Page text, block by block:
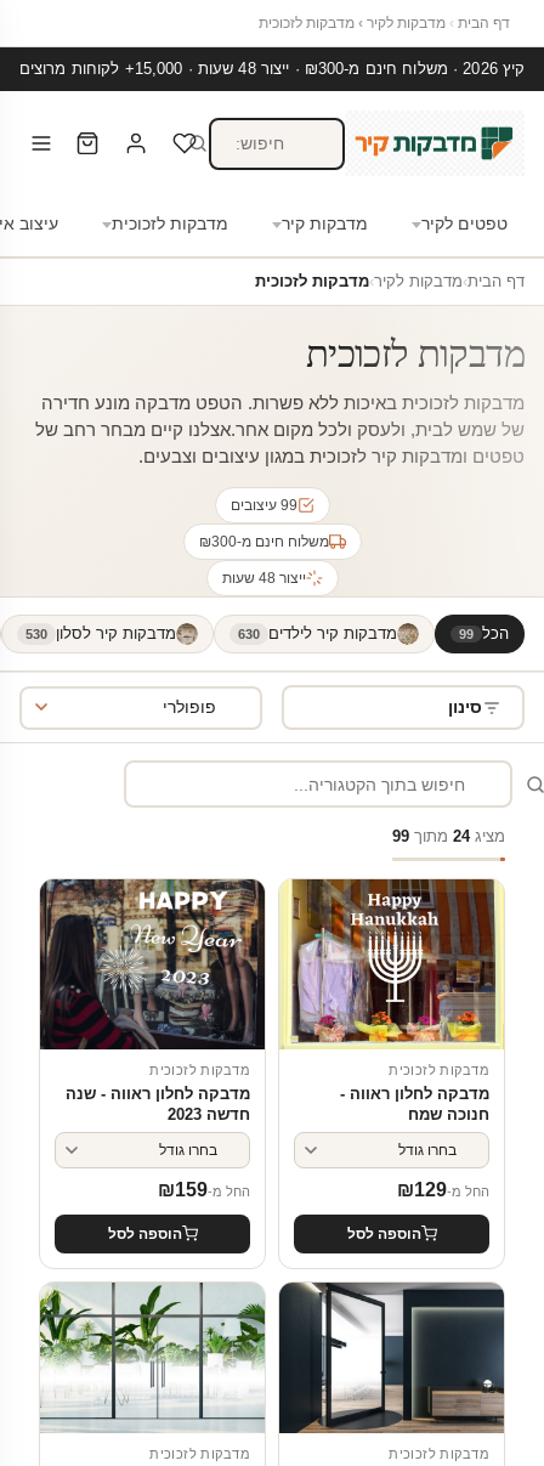
דף הבית › מדבקות לקיר › מדבקות לזכוכית
קיץ 2026 · משלוח חינם מ-₪300 · ייצור 48 שעות · 15,000+ לקוחות מרוצים
טפטים לקיר מדבקות קיר מדבקות לזכוכית עיצוב
דף הבית›מדבקות לקיר›מדבקות לזכוכית
מדבקות לזכוכית
מדבקות לזכוכית באיכות ללא פשרות. הטפט מדבקה מונע חדירה
של שמש לבית, ולעסק ולכל מקום אחר.אצלנו קיים מבחר רחב של
טפטים ומדבקות קיר לזכוכית במגון עיצובים וצבעים.
99 עיצובים
משלוח חינם מ-₪300
ייצור 48 שעות
הכל 99 מדבקות קיר לילדים 630 מדבקות קיר לסלון 530
סינון
מציג24 מתוך 99
מדבקות לזכוכית
מדבקה לחלון ראווה -
חנוכה שמח
החל מ- ₪129
הוספה לסל
מדבקות לזכוכית
מדבקה לחלון ראווה - שנה
חדשה 2023
החל מ- ₪159
הוספה לסל
מדבקות לזכוכית מדבקות לזכוכית